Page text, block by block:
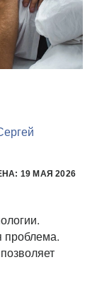
19 МАЯ 2026
проблема.